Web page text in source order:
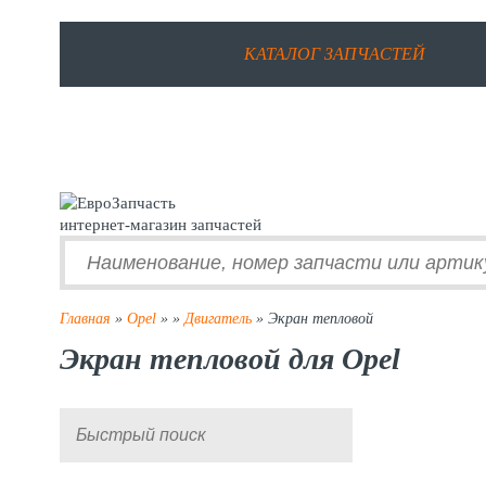
КАТАЛОГ ЗАПЧАСТЕЙ
интернет-магазин запчастей
Главная » Opel » »Двигатель » Экран тепловой
Экран тепловой для Opel